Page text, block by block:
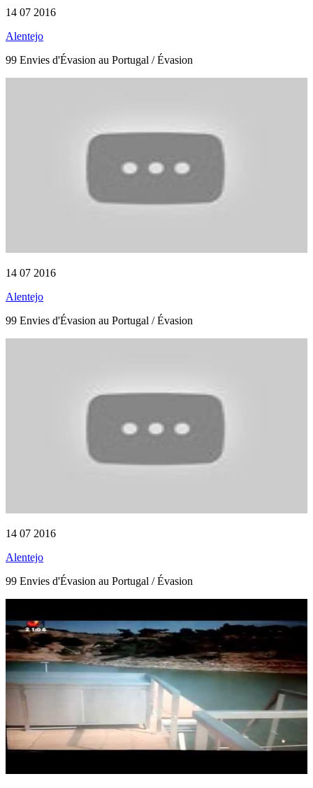
14 07 2016
Alentejo
99 Envies d'Évasion au Portugal / Évasion
14 07 2016
Alentejo
99 Envies d'Évasion au Portugal / Évasion
14 07 2016
Alentejo
99 Envies d'Évasion au Portugal / Évasion